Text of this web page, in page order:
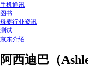
手机通讯
图书
母婴行业资讯
测试
京东介绍
阿西迪巴（